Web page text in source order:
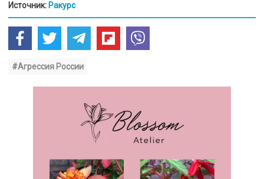
Источник: Ракурс
#Агрессия России